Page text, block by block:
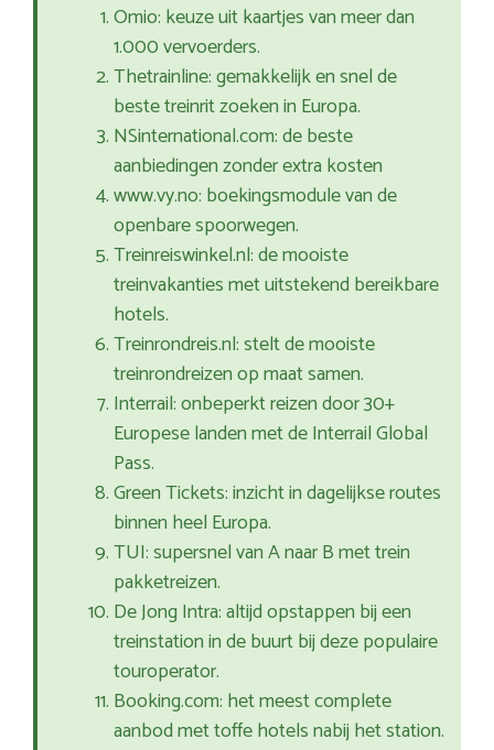
Omio: keuze uit kaartjes van meer dan
1.000 vervoerders.
Thetrainline: gemakkelijk en snel de
beste treinrit zoeken in Europa.
NSinternational.com: de beste
aanbiedingen zonder extra kosten
www.vy.no: boekingsmodule van de
openbare spoorwegen.
Treinreiswinkel.nl: de mooiste
treinvakanties met uitstekend bereikbare
hotels.
Treinrondreis.nl: stelt de mooiste
treinrondreizen op maat samen.
Interrail: onbeperkt reizen door 30+
Europese landen met de Interrail Global
Pass.
Green Tickets: inzicht in dagelijkse routes
binnen heel Europa.
TUI: supersnel van A naar B met trein
pakketreizen.
De Jong Intra: altijd opstappen bij een
treinstation in de buurt bij deze populaire
touroperator.
Booking.com: het meest complete
aanbod met toffe hotels nabij het station.